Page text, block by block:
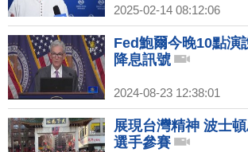
2025-02-14 08:12:06
Fed鮑爾今晚10點演
降息訊號
2024-08-23 12:38:01
展現台灣精神 波士
選手參賽